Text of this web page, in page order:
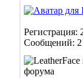
Регистрация:
Сообщений: